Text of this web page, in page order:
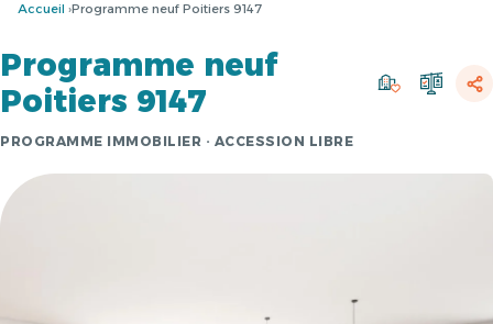
Accueil Programme neuf Poitiers 9147
Programme neuf
Poitiers 9147
PROGRAMME IMMOBILIER · ACCESSION LIBRE